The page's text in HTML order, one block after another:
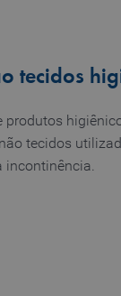
tecidos
produtos
tecidos
incontinência.